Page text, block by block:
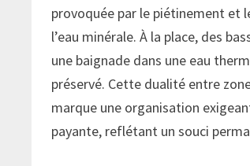
provoquée par le piétinement et
l’eau minérale. À la place, des
une baignade dans une eau
préservé. Cette dualité entre
marque une organisation
payante, reflétant un souci